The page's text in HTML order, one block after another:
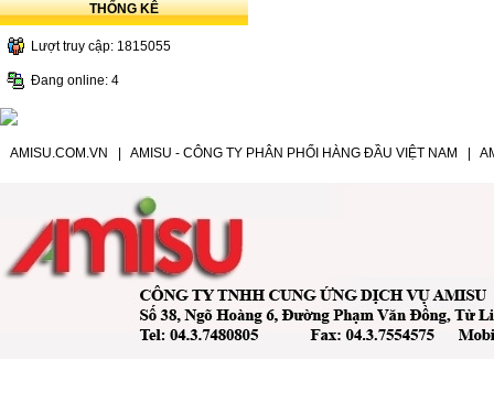
THỐNG KÊ
Lượt truy cập: 1815055
Đang online: 4
AMISU.COM.VN AMISU - CÔNG TY PHÂN PHỐI HÀNG ĐẦU VIỆT NAM